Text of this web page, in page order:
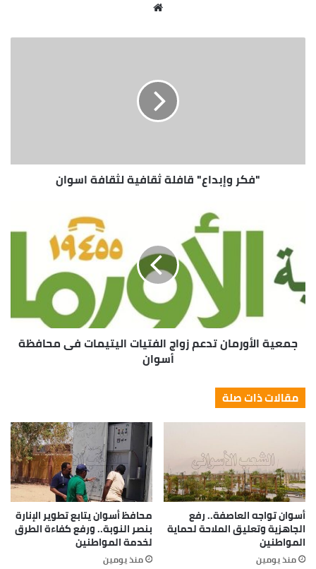
جمعية الأورمان تدعم زواج الفتيات اليتيمات فى محافظة
أسوان
مقالات ذات صلة
أسوان تواجه العاصفة.. رفع
الجاهزية وتعليق الملاحة لحماية
المواطنين
منذ يومين
محافظ أسوان يتابع تطوير الإنارة
بنصر النوبة.. ورفع كفاءة الطرق
لخدمة المواطنين
منذ يومين